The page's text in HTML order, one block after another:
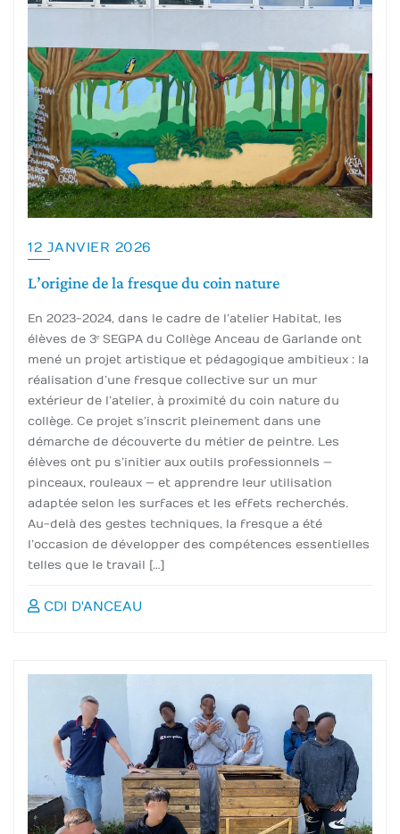
12 JANVIER 2026
L’origine de la fresque du coin nature
En 2023-2024, dans le cadre de l’atelier Habitat, les
élèves de 3ᵉ SEGPA du Collège Anceau de Garlande ont
mené un projet artistique et pédagogique ambitieux : la
réalisation d’une fresque collective sur un mur
extérieur de l’atelier, à proximité du coin nature du
collège. Ce projet s’inscrit pleinement dans une
démarche de découverte du métier de peintre. Les
élèves ont pu s’initier aux outils professionnels —
pinceaux, rouleaux — et apprendre leur utilisation
adaptée selon les surfaces et les effets recherchés.
Au-delà des gestes techniques, la fresque a été
l’occasion de développer des compétences essentielles
telles que le travail […]
CDI D'ANCEAU